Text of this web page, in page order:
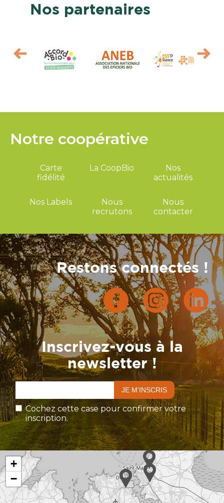
Nos partenaires
Restons connectés !
Inscrivez-vous à la
newsletter !
Cochez cette case pour confirmer votre
inscription.
Notre coopérative
Carte
fidélité
La CoopBio
Nos
actualités
Nos Labels
Nous
recrutons
Nous
contacter
+
−